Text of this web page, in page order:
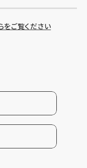
をご覧ください